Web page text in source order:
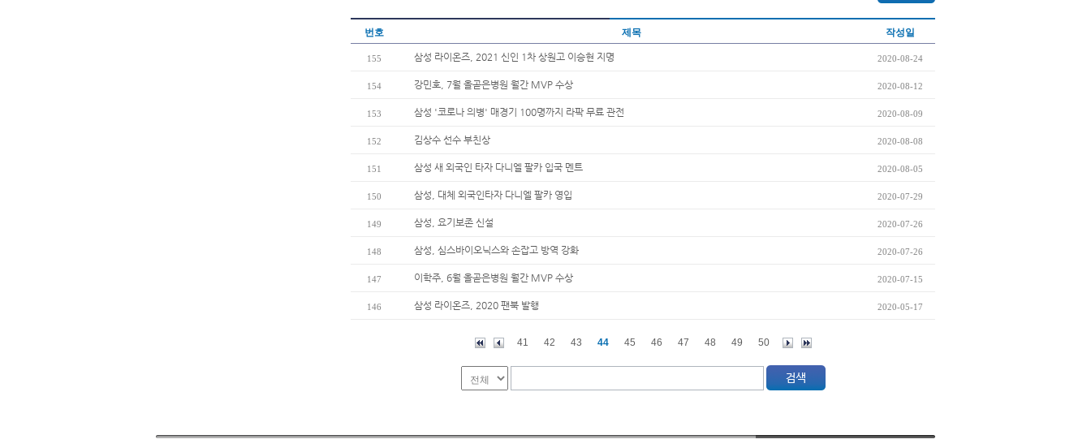
번호 제목 작성일
155 삼성 라이온즈, 2021 신인 1차 상원고 이승현 지명 2020-08-24
154 강민호, 7월 올곧은병원 월간 MVP 수상 2020-08-12
153 삼성 '코로나 의병' 매경기 100명까지 라팍 무료 관전 2020-08-09
152 김상수 선수 부친상 2020-08-08
151 삼성 새 외국인 타자 다니엘 팔카 입국 멘트 2020-08-05
150 삼성, 대체 외국인타자 다니엘 팔카 영입 2020-07-29
149 삼성, 요기보존 신설 2020-07-26
148 삼성, 심스바이오닉스와 손잡고 방역 강화 2020-07-26
147 이학주, 6월 올곧은병원 월간 MVP 수상 2020-07-15
146 삼성 라이온즈, 2020 팬북 발행 2020-05-17
41 42 43 44 45 46 47 48 49 50